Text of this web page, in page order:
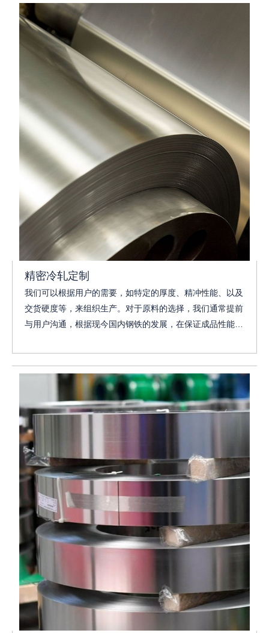
精密冷轧定制
我们可以根据用户的需要，如特定的厚度、精冲性能、以及
交货硬度等，来组织生产。对于原料的选择，我们通常提前
与用户沟通，根据现今国内钢铁的发展，在保证成品性能的
份，鞍钢股份等。也可以采用进口原料进行冷轧压延工艺，
的质量，这是我们找到自身价值的方式。